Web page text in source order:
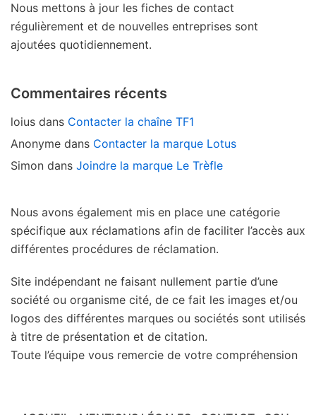
Nous mettons à jour les fiches de contact
régulièrement et de nouvelles entreprises sont
ajoutées quotidiennement.
Commentaires récents
loius dans Contacter la chaîne TF1
Anonyme dans Contacter la marque Lotus
Simon dans Joindre la marque Le Trèfle
Nous avons également mis en place une catégorie
spécifique aux réclamations afin de faciliter l’accès aux
différentes procédures de réclamation.
Site indépendant ne faisant nullement partie d’une
société ou organisme cité, de ce fait les images et/ou
logos des différentes marques ou sociétés sont utilisés
à titre de présentation et de citation.
Toute l’équipe vous remercie de votre compréhension